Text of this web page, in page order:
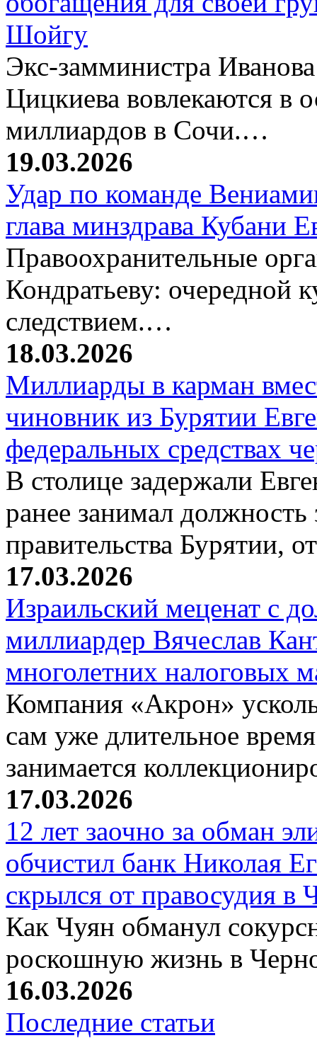
Шойгу
Экс-замминистра
Цицкиева вовлекаются в
миллиардов в Сочи.…
19.03.2026
Удар по команде
глава минздрава Кубани
Правоохранительные
Кондратьеву: очередной
следствием.…
18.03.2026
Миллиарды в карман
чиновник из Бурятии
федеральных средствах
В столице задержали
ранее занимал должность
правительства Бурятии,
17.03.2026
Израильский меценат с
миллиардер Вячеслав
многолетних налоговых
Компания «Акрон»
сам уже длительное
занимается
17.03.2026
12 лет заочно за обман
обчистил банк Николая
скрылся от правосудия в
Как Чуян обманул
роскошную жизнь в
16.03.2026
Последние статьи